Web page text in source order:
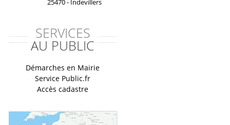
25470 - Indevillers
SERVICES
AU PUBLIC
Démarches en Mairie
Service Public.fr
Accès cadastre